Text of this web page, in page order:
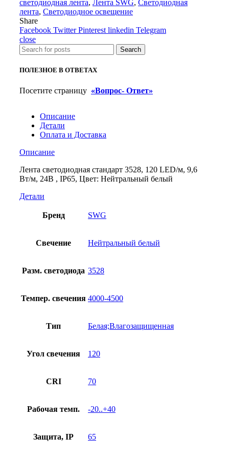
120
LED/
м,
9,6
Вт/
м,
,
Цвет:
светодиодная лента, Лента SWG, Светодиодная
лента, Светодиодное освещение
Share
Facebook Twitter Pinterest linkedin Telegram
close
Search
ПОЛЕЗНОЕ В ОТВЕТАХ
Посетите страницу «Вопрос- Ответ»
Описание
Детали
Оплата и Доставка
Описание
Лента светодиодная стандарт 3528, 120 LED/м, 9,6
Вт/м, 24В , IP65, Цвет: Нейтральный белый
Детали
Бренд SWG
Свечение Нейтральный белый
Разм. светодиода 3528
Темпер. свечения 4000-4500
Тип Белая;Влагозащищенная
Угол свечения 120
CRI 70
Рабочая темп. -20..+40
Защита, IP 65